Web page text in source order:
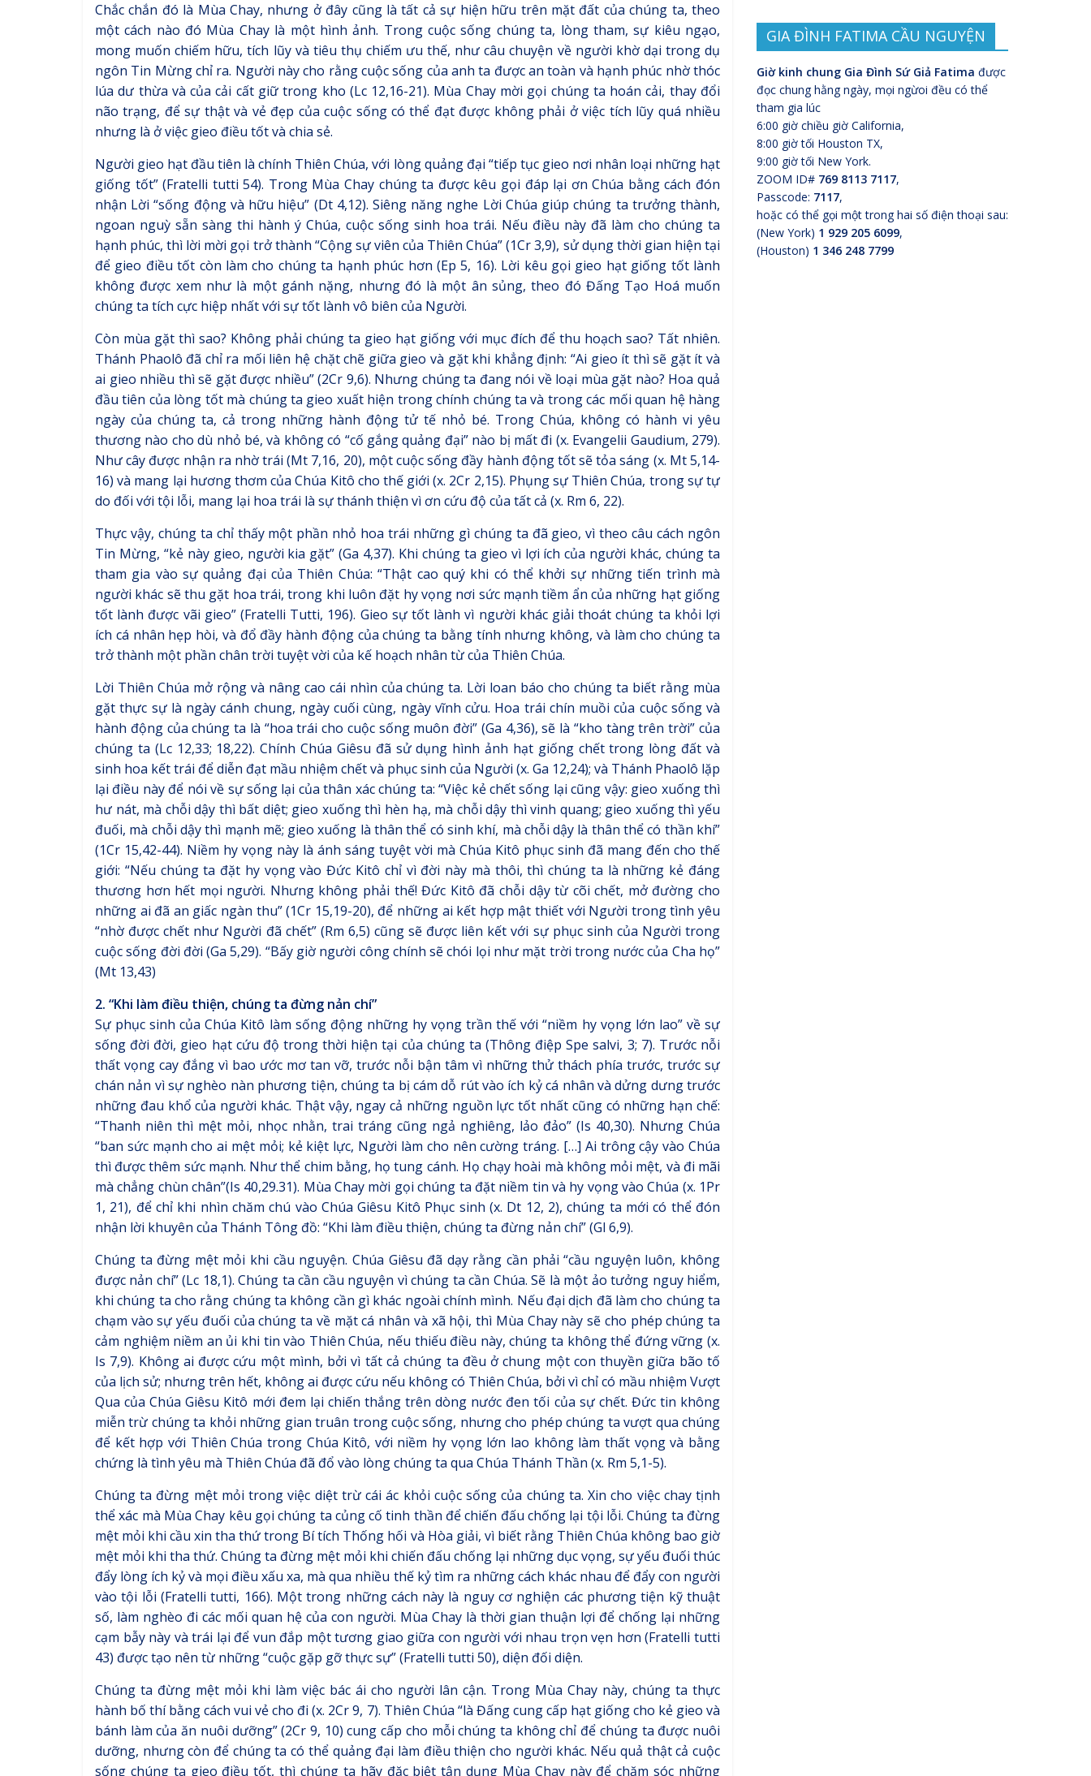
Chắc chắn đó là Mùa Chay, nhưng ở đây cũng là tất cả sự hiện hữu trên mặt đất của chúng ta, theo
một cách nào đó Mùa Chay là một hình ảnh. Trong cuộc sống chúng ta, lòng tham, sự kiêu ngạo,
mong muốn chiếm hữu, tích lũy và tiêu thụ chiếm ưu thế, như câu chuyện về người khờ dại trong dụ
ngôn Tin Mừng chỉ ra. Người này cho rằng cuộc sống của anh ta được an toàn và hạnh phúc nhờ thóc
lúa dư thừa và của cải cất giữ trong kho (Lc 12,16-21). Mùa Chay mời gọi chúng ta hoán cải, thay đổi
não trạng, để sự thật và vẻ đẹp của cuộc sống có thể đạt được không phải ở việc tích lũy quá nhiều
nhưng là ở việc gieo điều tốt và chia sẻ.
Người gieo hạt đầu tiên là chính Thiên Chúa, với lòng quảng đại “tiếp tục gieo nơi nhân loại những hạt
giống tốt” (Fratelli tutti 54). Trong Mùa Chay chúng ta được kêu gọi đáp lại ơn Chúa bằng cách đón
nhận Lời “sống động và hữu hiệu” (Dt 4,12). Siêng năng nghe Lời Chúa giúp chúng ta trưởng thành,
ngoan nguỳ sẵn sàng thi hành ý Chúa, cuộc sống sinh hoa trái. Nếu điều này đã làm cho chúng ta
hạnh phúc, thì lời mời gọi trở thành “Cộng sự viên của Thiên Chúa” (1Cr 3,9), sử dụng thời gian hiện tại
để gieo điều tốt còn làm cho chúng ta hạnh phúc hơn (Ep 5, 16). Lời kêu gọi gieo hạt giống tốt lành
không được xem như là một gánh nặng, nhưng đó là một ân sủng, theo đó Đấng Tạo Hoá muốn
chúng ta tích cực hiệp nhất với sự tốt lành vô biên của Người.
Còn mùa gặt thì sao? Không phải chúng ta gieo hạt giống với mục đích để thu hoạch sao? Tất nhiên.
Thánh Phaolô đã chỉ ra mối liên hệ chặt chẽ giữa gieo và gặt khi khẳng định: “Ai gieo ít thì sẽ gặt ít và
ai gieo nhiều thì sẽ gặt được nhiều” (2Cr 9,6). Nhưng chúng ta đang nói về loại mùa gặt nào? Hoa quả
đầu tiên của lòng tốt mà chúng ta gieo xuất hiện trong chính chúng ta và trong các mối quan hệ hàng
ngày của chúng ta, cả trong những hành động tử tế nhỏ bé. Trong Chúa, không có hành vi yêu
thương nào cho dù nhỏ bé, và không có “cố gắng quảng đại” nào bị mất đi (x. Evangelii Gaudium, 279).
Như cây được nhận ra nhờ trái (Mt 7,16, 20), một cuộc sống đầy hành động tốt sẽ tỏa sáng (x. Mt 5,14-
16) và mang lại hương thơm của Chúa Kitô cho thế giới (x. 2Cr 2,15). Phụng sự Thiên Chúa, trong sự tự
do đối với tội lỗi, mang lại hoa trái là sự thánh thiện vì ơn cứu độ của tất cả (x. Rm 6, 22).
Thực vậy, chúng ta chỉ thấy một phần nhỏ hoa trái những gì chúng ta đã gieo, vì theo câu cách ngôn
Tin Mừng, “kẻ này gieo, người kia gặt” (Ga 4,37). Khi chúng ta gieo vì lợi ích của người khác, chúng ta
tham gia vào sự quảng đại của Thiên Chúa: “Thật cao quý khi có thể khởi sự những tiến trình mà
người khác sẽ thu gặt hoa trái, trong khi luôn đặt hy vọng nơi sức mạnh tiềm ẩn của những hạt giống
tốt lành được vãi gieo” (Fratelli Tutti, 196). Gieo sự tốt lành vì người khác giải thoát chúng ta khỏi lợi
ích cá nhân hẹp hòi, và đổ đầy hành động của chúng ta bằng tính nhưng không, và làm cho chúng ta
trở thành một phần chân trời tuyệt vời của kế hoạch nhân từ của Thiên Chúa.
Lời Thiên Chúa mở rộng và nâng cao cái nhìn của chúng ta. Lời loan báo cho chúng ta biết rằng mùa
gặt thực sự là ngày cánh chung, ngày cuối cùng, ngày vĩnh cửu. Hoa trái chín muồi của cuộc sống và
hành động của chúng ta là “hoa trái cho cuộc sống muôn đời” (Ga 4,36), sẽ là “kho tàng trên trời” của
chúng ta (Lc 12,33; 18,22). Chính Chúa Giêsu đã sử dụng hình ảnh hạt giống chết trong lòng đất và
sinh hoa kết trái để diễn đạt mầu nhiệm chết và phục sinh của Người (x. Ga 12,24); và Thánh Phaolô lặp
lại điều này để nói về sự sống lại của thân xác chúng ta: “Việc kẻ chết sống lại cũng vậy: gieo xuống thì
hư nát, mà chỗi dậy thì bất diệt; gieo xuống thì hèn hạ, mà chỗi dậy thì vinh quang; gieo xuống thì yếu
đuối, mà chỗi dậy thì mạnh mẽ; gieo xuống là thân thể có sinh khí, mà chỗi dậy là thân thể có thần khí”
(1Cr 15,42-44). Niềm hy vọng này là ánh sáng tuyệt vời mà Chúa Kitô phục sinh đã mang đến cho thế
giới: “Nếu chúng ta đặt hy vọng vào Đức Kitô chỉ vì đời này mà thôi, thì chúng ta là những kẻ đáng
thương hơn hết mọi người. Nhưng không phải thế! Đức Kitô đã chỗi dậy từ cõi chết, mở đường cho
những ai đã an giấc ngàn thu” (1Cr 15,19-20), để những ai kết hợp mật thiết với Người trong tình yêu
“nhờ được chết như Người đã chết” (Rm 6,5) cũng sẽ được liên kết với sự phục sinh của Người trong
cuộc sống đời đời (Ga 5,29). “Bấy giờ người công chính sẽ chói lọi như mặt trời trong nước của Cha họ”
(Mt 13,43)
2. “Khi làm điều thiện, chúng ta đừng nản chí”
Sự phục sinh của Chúa Kitô làm sống động những hy vọng trần thế với “niềm hy vọng lớn lao” về sự
sống đời đời, gieo hạt cứu độ trong thời hiện tại của chúng ta (Thông điệp Spe salvi, 3; 7). Trước nỗi
thất vọng cay đắng vì bao ước mơ tan vỡ, trước nỗi bận tâm vì những thử thách phía trước, trước sự
chán nản vì sự nghèo nàn phương tiện, chúng ta bị cám dỗ rút vào ích kỷ cá nhân và dửng dưng trước
những đau khổ của người khác. Thật vậy, ngay cả những nguồn lực tốt nhất cũng có những hạn chế:
“Thanh niên thì mệt mỏi, nhọc nhằn, trai tráng cũng ngả nghiêng, lảo đảo” (Is 40,30). Nhưng Chúa
“ban sức mạnh cho ai mệt mỏi; kẻ kiệt lực, Người làm cho nên cường tráng. […] Ai trông cậy vào Chúa
thì được thêm sức mạnh. Như thể chim bằng, họ tung cánh. Họ chạy hoài mà không mỏi mệt, và đi mãi
mà chẳng chùn chân”(Is 40,29.31). Mùa Chay mời gọi chúng ta đặt niềm tin và hy vọng vào Chúa (x. 1Pr
1, 21), để chỉ khi nhìn chăm chú vào Chúa Giêsu Kitô Phục sinh (x. Dt 12, 2), chúng ta mới có thể đón
nhận lời khuyên của Thánh Tông đồ: “Khi làm điều thiện, chúng ta đừng nản chí” (Gl 6,9).
Chúng ta đừng mệt mỏi khi cầu nguyện. Chúa Giêsu đã dạy rằng cần phải “cầu nguyện luôn, không
được nản chí” (Lc 18,1). Chúng ta cần cầu nguyện vì chúng ta cần Chúa. Sẽ là một ảo tưởng nguy hiểm,
khi chúng ta cho rằng chúng ta không cần gì khác ngoài chính mình. Nếu đại dịch đã làm cho chúng ta
chạm vào sự yếu đuối của chúng ta về mặt cá nhân và xã hội, thì Mùa Chay này sẽ cho phép chúng ta
cảm nghiệm niềm an ủi khi tin vào Thiên Chúa, nếu thiếu điều này, chúng ta không thể đứng vững (x.
Is 7,9). Không ai được cứu một mình, bởi vì tất cả chúng ta đều ở chung một con thuyền giữa bão tố
của lịch sử; nhưng trên hết, không ai được cứu nếu không có Thiên Chúa, bởi vì chỉ có mầu nhiệm Vượt
Qua của Chúa Giêsu Kitô mới đem lại chiến thắng trên dòng nước đen tối của sự chết. Đức tin không
miễn trừ chúng ta khỏi những gian truân trong cuộc sống, nhưng cho phép chúng ta vượt qua chúng
để kết hợp với Thiên Chúa trong Chúa Kitô, với niềm hy vọng lớn lao không làm thất vọng và bằng
chứng là tình yêu mà Thiên Chúa đã đổ vào lòng chúng ta qua Chúa Thánh Thần (x. Rm 5,1-5).
Chúng ta đừng mệt mỏi trong việc diệt trừ cái ác khỏi cuộc sống của chúng ta. Xin cho việc chay tịnh
thể xác mà Mùa Chay kêu gọi chúng ta củng cố tinh thần để chiến đấu chống lại tội lỗi. Chúng ta đừng
mệt mỏi khi cầu xin tha thứ trong Bí tích Thống hối và Hòa giải, vì biết rằng Thiên Chúa không bao giờ
mệt mỏi khi tha thứ. Chúng ta đừng mệt mỏi khi chiến đấu chống lại những dục vọng, sự yếu đuối thúc
đẩy lòng ích kỷ và mọi điều xấu xa, mà qua nhiều thế kỷ tìm ra những cách khác nhau để đẩy con người
vào tội lỗi (Fratelli tutti, 166). Một trong những cách này là nguy cơ nghiện các phương tiện kỹ thuật
số, làm nghèo đi các mối quan hệ của con người. Mùa Chay là thời gian thuận lợi để chống lại những
cạm bẫy này và trái lại để vun đắp một tương giao giữa con người với nhau trọn vẹn hơn (Fratelli tutti
43) được tạo nên từ những “cuộc gặp gỡ thực sự” (Fratelli tutti 50), diện đối diện.
Chúng ta đừng mệt mỏi khi làm việc bác ái cho người lân cận. Trong Mùa Chay này, chúng ta thực
hành bố thí bằng cách vui vẻ cho đi (x. 2Cr 9, 7). Thiên Chúa “là Đấng cung cấp hạt giống cho kẻ gieo và
bánh làm của ăn nuôi dưỡng” (2Cr 9, 10) cung cấp cho mỗi chúng ta không chỉ để chúng ta được nuôi
dưỡng, nhưng còn để chúng ta có thể quảng đại làm điều thiện cho người khác. Nếu quả thật cả cuộc
sống chúng ta gieo điều tốt, thì chúng ta hãy đặc biệt tận dụng Mùa Chay này để chăm sóc những
GIA ĐÌNH FATIMA CẦU NGUYỆN
Giờ kinh chung Gia Đình Sứ Giả Fatima được
đọc chung hằng ngày, mọi ngừoi đều có thể
tham gia lúc
6:00 giờ chiều giờ California,
8:00 giờ tối Houston TX,
9:00 giờ tối New York.
ZOOM ID# 769 8113 7117,
Passcode: 7117,
hoặc có thể gọi một trong hai số điện thoại sau:
(New York) 1 929 205 6099,
(Houston) 1 346 248 7799